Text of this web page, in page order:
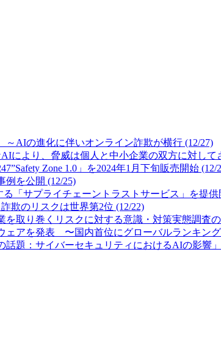
AIの進化に伴いオンライン詐欺が横行 (12/27)
より、脅威は個人と中小企業の双方に対して
Zone 1.0」を2024年1月下旬販売開始 (12/
例を公開 (12/25)
「サプライチェーントラストサービス」を提供
欺のリスクは世界第2位 (12/22)
取り巻くリスクに対する意識・対策実態調査
アを発表 〜国内首位にグローバルランキング
題：サイバーセキュリティにおけるAIの影響